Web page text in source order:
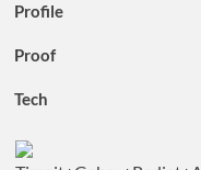
Profile
Proof
Tech